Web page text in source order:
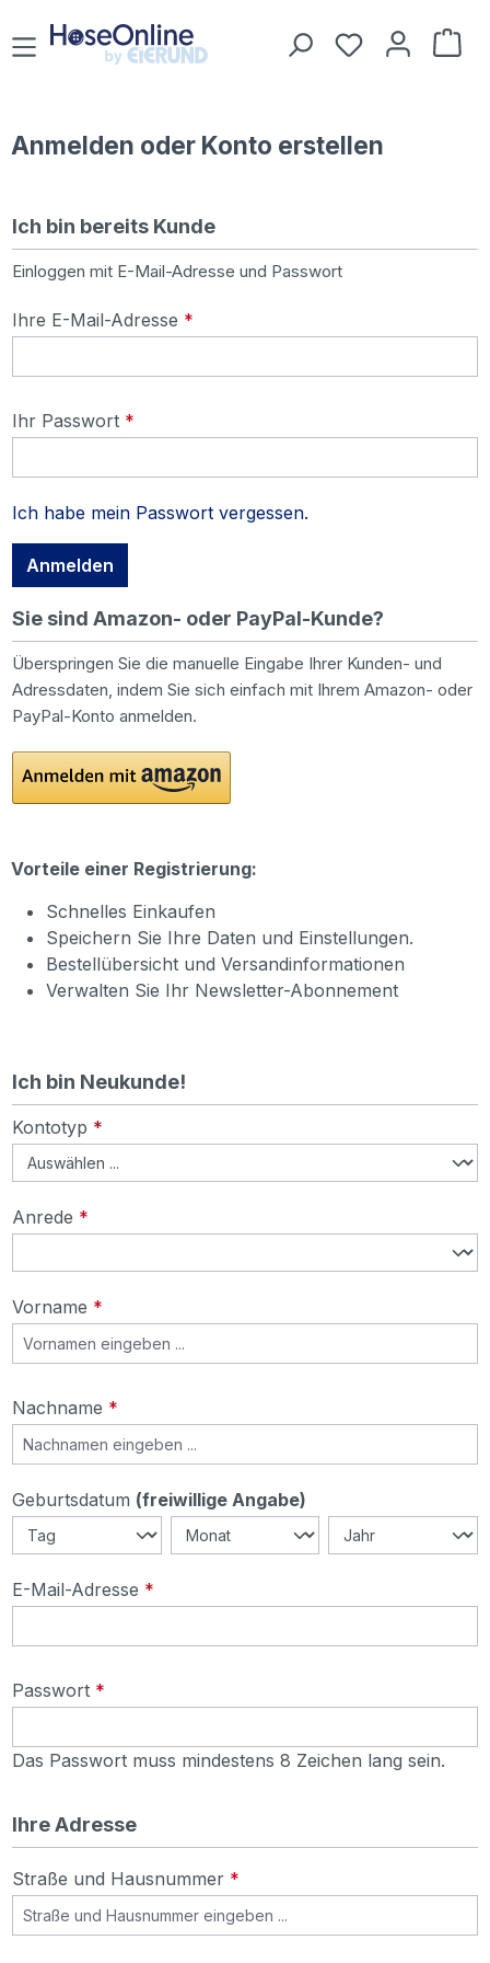
Zum Hauptinhalt springen Du hast 0
Anmelden oder Konto erstellen
Ich bin bereits Kunde
Einloggen mit E-Mail-Adresse und Passwort
Ihre E-Mail-Adresse *
Ihr Passwort *
Ich habe mein Passwort vergessen.
Anmelden
Sie sind Amazon- oder PayPal-Kunde?
Überspringen Sie die manuelle Eingabe Ihrer Kunden- und
Adressdaten, indem Sie sich einfach mit Ihrem Amazon- oder
PayPal-Konto anmelden.
Vorteile einer Registrierung:
Schnelles Einkaufen
Speichern Sie Ihre Daten und Einstellungen.
Bestellübersicht und Versandinformationen
Verwalten Sie Ihr Newsletter-Abonnement
Ich bin Neukunde!
Persönliche Informationen
Kontotyp *
Anrede *
Vorname *
Nachname *
Geburtsdatum (freiwillige Angabe)
E-Mail-Adresse *
Passwort *
Das Passwort muss mindestens 8 Zeichen lang sein.
Ihre Adresse
Straße und Hausnummer *